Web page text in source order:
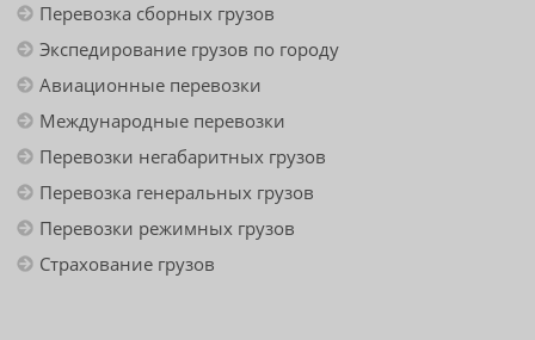
Перевозка сборных грузов
Экспедирование грузов по городу
Авиационные перевозки
Международные перевозки
Перевозки негабаритных грузов
Перевозка генеральных грузов
Перевозки режимных грузов
Страхование грузов